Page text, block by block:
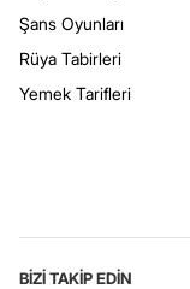
Şans Oyunları
Rüya Tabirleri
Yemek Tarifleri
BİZİ TAKİP EDİN